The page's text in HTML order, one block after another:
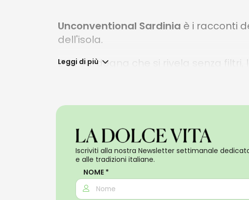
Unconventional Sardinia è i racconti
dell'isola.
E’ la Sardegna che si rivela senza
Leggi di più
Iscriviti alla nostra Newsletter settimanale
e alle tradizioni italiane.
NOME *